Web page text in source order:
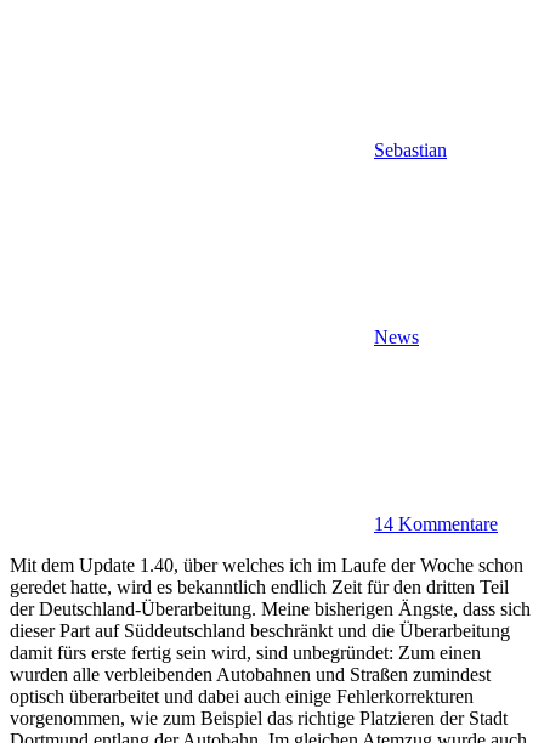
Sebastian
News
14 Kommentare
Mit dem Update 1.40, über welches ich im Laufe der Woche schon
geredet hatte, wird es bekanntlich endlich Zeit für den dritten Teil
der Deutschland-Überarbeitung. Meine bisherigen Ängste, dass sich
dieser Part auf Süddeutschland beschränkt und die Überarbeitung
damit fürs erste fertig sein wird, sind unbegründet: Zum einen
wurden alle verbleibenden Autobahnen und Straßen zumindest
optisch überarbeitet und dabei auch einige Fehlerkorrekturen
vorgenommen, wie zum Beispiel das richtige Platzieren der Stadt